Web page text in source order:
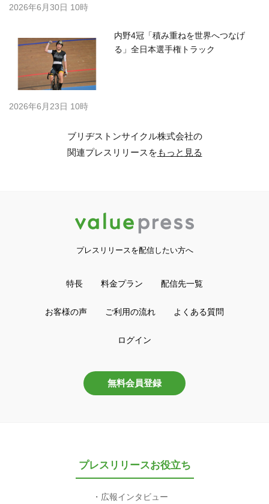
2026年6月30日 10時
内野4冠「積み重ねを世界へつなげ
る」全日本選手権トラック
2026年6月23日 10時
ブリヂストンサイクル株式会社の
関連プレスリリースをもっと見る
プレスリリースを配信したい方へ
特長 料金プラン 配信先一覧
お客様の声 ご利用の流れ よくある質問
ログイン
無料会員登録
プレスリリースお役立ち
広報インタビュー